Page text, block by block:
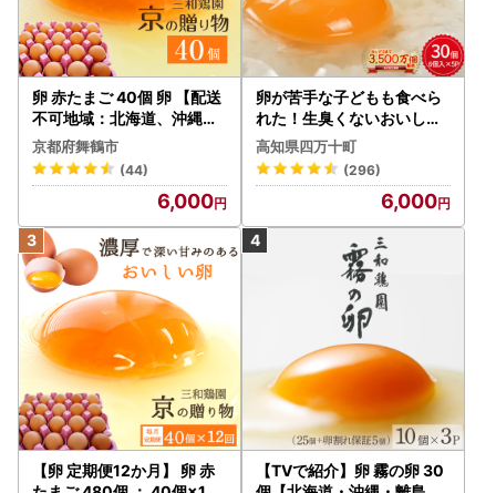
卵 赤たまご 40個 卵 【配送
不可地域：北海道、沖縄、
離島】
京都府舞鶴市
(44)
6,000
卵が苦手な子どもも食べら
れた！生臭くないおいしい
卵 6個入×5P たまご ／Gbn
-A03
高知県四万十町
(296)
6,000
【卵 定期便12か月】 卵 赤
【TVで紹介】卵 霧の卵 30